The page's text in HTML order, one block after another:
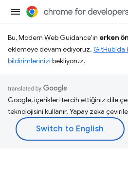
Bu, Modern Web Guidance'ın erken
eklemeye devam ediyoruz. GitHub'da
bildirimlerinizi bekliyoruz.
Google, içerikleri tercih ettiğiniz dile
teknolojisini kullanır. Yapay zeka